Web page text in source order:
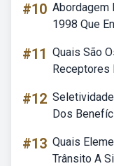
#10 Abordagem
1998 Que
#11 Quais São
Receptores
#12
Dos
#13 Quais
Trânsito A